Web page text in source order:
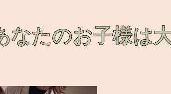
なたのお子様は